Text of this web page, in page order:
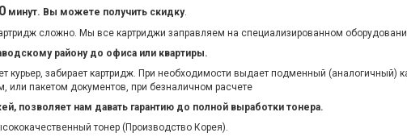
минут. Вы можете получить скидку.
сложно. Мы все картриджи заправляем на специализированном
району до офиса или квартиры.
курьер, забирает картридж. При необходимости выдает подменный (аналогичный)
или пакетом документов, при безналичном расчете
позволяет нам давать гарантию до полной выработки тонера.
тонер (Производство Корея).